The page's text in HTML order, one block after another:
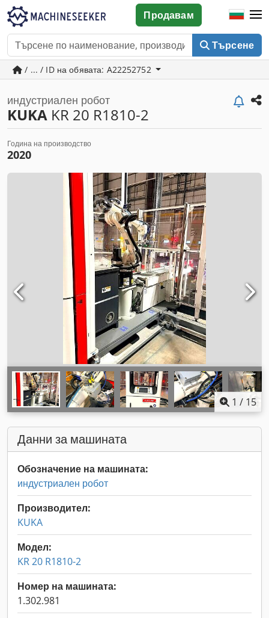
Търсене
Продавам
/ ... / ID на обявата: A22252752
индустриален робот
KUKA KR 20 R1810-2
Година на производство
2020
1 / 15
Данни за машината
Обозначение на машината:
индустриален робот
Производител:
KUKA
Модел:
KR 20 R1810-2
Номер на машината:
1.302.981